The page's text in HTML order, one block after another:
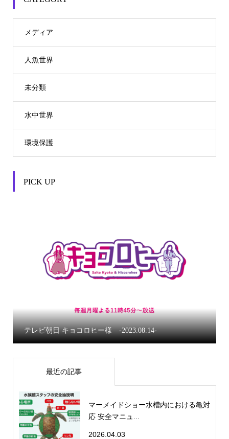
メディア
人魚世界
未分類
水中世界
環境保護
PICK UP
テレビ朝日 キョコロヒー様 -2023.08.14-
最近の記事
マーメイドショー水槽内における亀対
応 安全マニュ...
2026.04.03